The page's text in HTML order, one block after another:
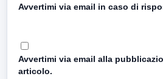
Avvertimi via email in caso di
Avvertimi via email alla
articolo.